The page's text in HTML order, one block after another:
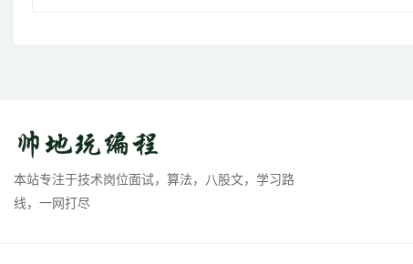
本站专注于技术岗位面试，算法，八股文，学习路
线，一网打尽